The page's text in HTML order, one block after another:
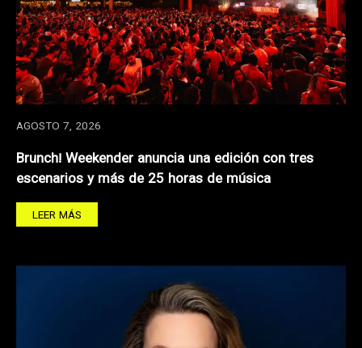
AGOSTO 7, 2026
Brunch! Weekender anuncia una edición con tres
escenarios y más de 25 horas de música
LEER MÁS